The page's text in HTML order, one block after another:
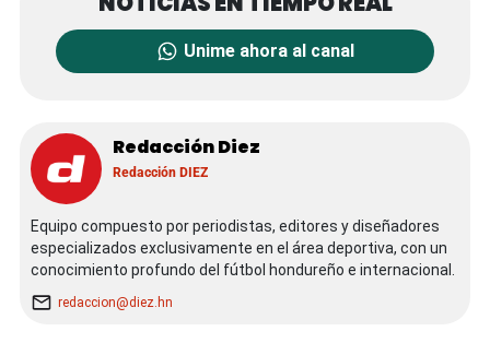
Unime ahora al canal
Redacción Diez
Redacción DIEZ
Equipo compuesto por periodistas, editores y diseñadores
especializados exclusivamente en el área deportiva, con un
conocimiento profundo del fútbol hondureño e internacional.
redaccion@diez.hn